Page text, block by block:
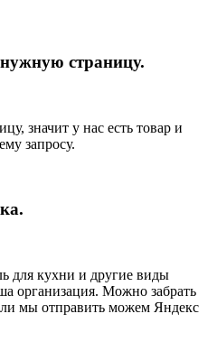
страницу.
значит у нас есть товар и
запросу.
для кухни и другие виды
организация. Можно забрать
мы отправить можем Яндекс